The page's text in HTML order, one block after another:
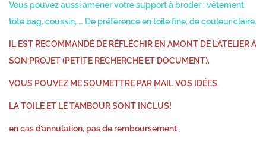
Vous pouvez aussi amener votre support à broder : vêtement,
tote bag, coussin, … De préférence en toile fine, de couleur claire.
IL EST RECOMMANDÉ DE RÉFLÉCHIR EN AMONT DE L’ATELIER À
SON PROJET (PETITE RECHERCHE ET DOCUMENT).
VOUS POUVEZ ME SOUMETTRE PAR MAIL VOS IDÉES.
LA TOILE ET LE TAMBOUR SONT INCLUS!
en cas d’annulation, pas de remboursement.